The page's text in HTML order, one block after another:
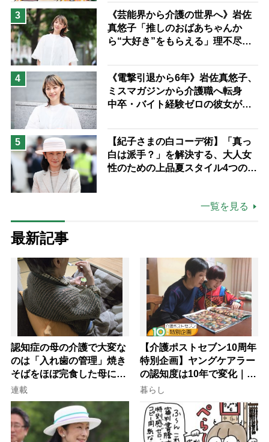
3
《芸能界から介護の世界へ》岩佐
真悠子「推しのおばあちゃんか
ら“大好き”をもらえる」理不尽さ
場は「愛おしい」
4
《電撃引退から6年》岩佐真悠子、
ミスマガジンから介護職へ転身
中卒・バイト経験ゼロの彼女が見
ながら自分らしくいられる」
5
【紀子さまの白コーデ術】「真っ
白は派手？」を解決する、大人女
性のための上品夏スタイル4つのコ
一覧を見る
最新記事
認知症の母の介護で大変な
のは「入れ歯の管理」焼き
そばをほぼ完食した母に息
子が血の気が引いた理由
連載
【介護ポストセブン10周年
特別企画】ヤングケアラー
の認知度は10年で変化｜流
行語大賞にノミネート、法
律にも明記されたが果たし
て現在は？
暮らし